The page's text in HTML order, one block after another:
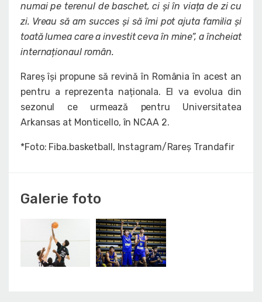
numai pe terenul de baschet, ci și în viața de zi cu
zi. Vreau să am succes și să îmi pot ajuta familia și
toată lumea care a investit ceva în mine”, a încheiat
internaționaul român.
Rareș își propune să revină în România în acest an
pentru a reprezenta naționala. El va evolua din
sezonul ce urmează pentru Universitatea
Arkansas at Monticello, în NCAA 2.
*Foto: Fiba.basketball, Instagram/Rareș Trandafir
Galerie foto